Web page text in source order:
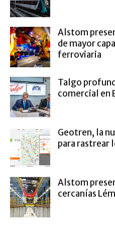
Alstom
de mayor
ferroviaria
Talgo
comercial en
Geotren, la
para rastrear
Alstom
cercanías